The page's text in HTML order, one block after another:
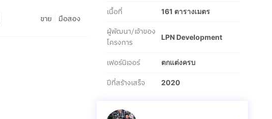
ขาย มือสอง
เนื้อที่ 161 ตารางเมตร
ผู้พัฒนา/เจ้าของ
โครงการ
LPN Development
เฟอร์นิเจอร์ ตกแต่งครบ
ปีที่สร้างเสร็จ 2020